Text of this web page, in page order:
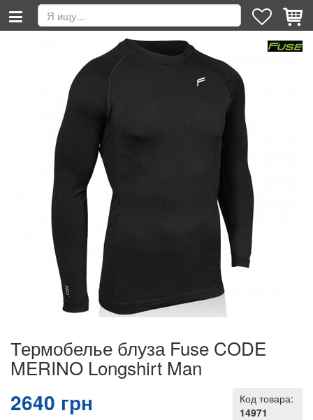
Термобелье блуза Fuse CODE
MERINO Longshirt Man
Код товара:
14971
2640 грн